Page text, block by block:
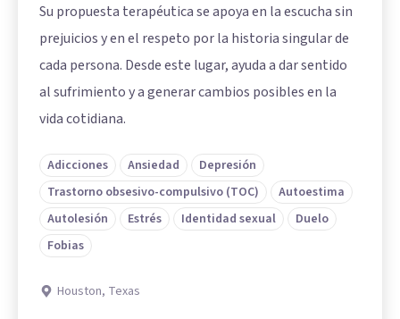
Su propuesta terapéutica se apoya en la escucha sin
prejuicios y en el respeto por la historia singular de
cada persona. Desde este lugar, ayuda a dar sentido
al sufrimiento y a generar cambios posibles en la
vida cotidiana.
Adicciones Ansiedad
Depresión
Trastorno obsesivo-compulsivo (TOC)
Autoestima
Autolesión
Estrés Identidad sexual
Duelo
Fobias
Houston, Texas